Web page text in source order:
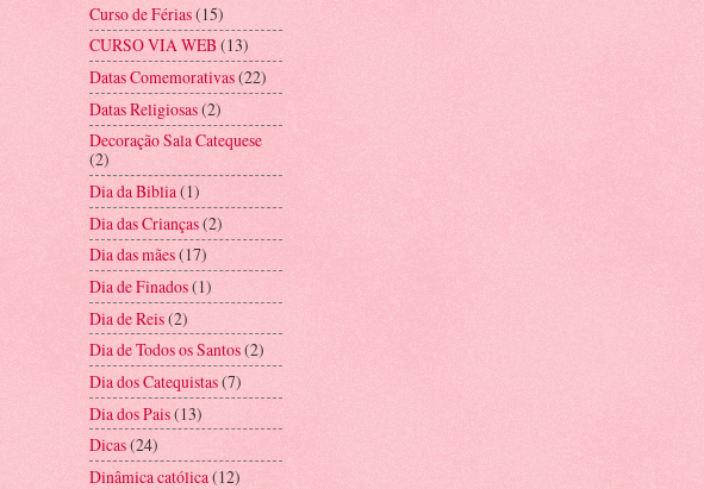
Curso de Férias(15)
CURSO VIA WEB(13)
Datas Comemorativas(22)
Datas Religiosas(2)
Decoração Sala Catequese
(2)
Dia da Biblia(1)
Dia das Crianças(2)
Dia das mães(17)
Dia de Finados(1)
Dia de Reis(2)
Dia de Todos os Santos(2)
Dia dos Catequistas(7)
Dia dos Pais(13)
Dicas(24)
Dinâmica católica(12)